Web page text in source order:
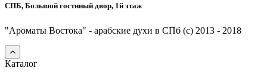
СПБ, Большой гостиный двор, 1й этаж
"Ароматы Востока" - арабские духи в СПб (c) 2013 - 2018
Каталог